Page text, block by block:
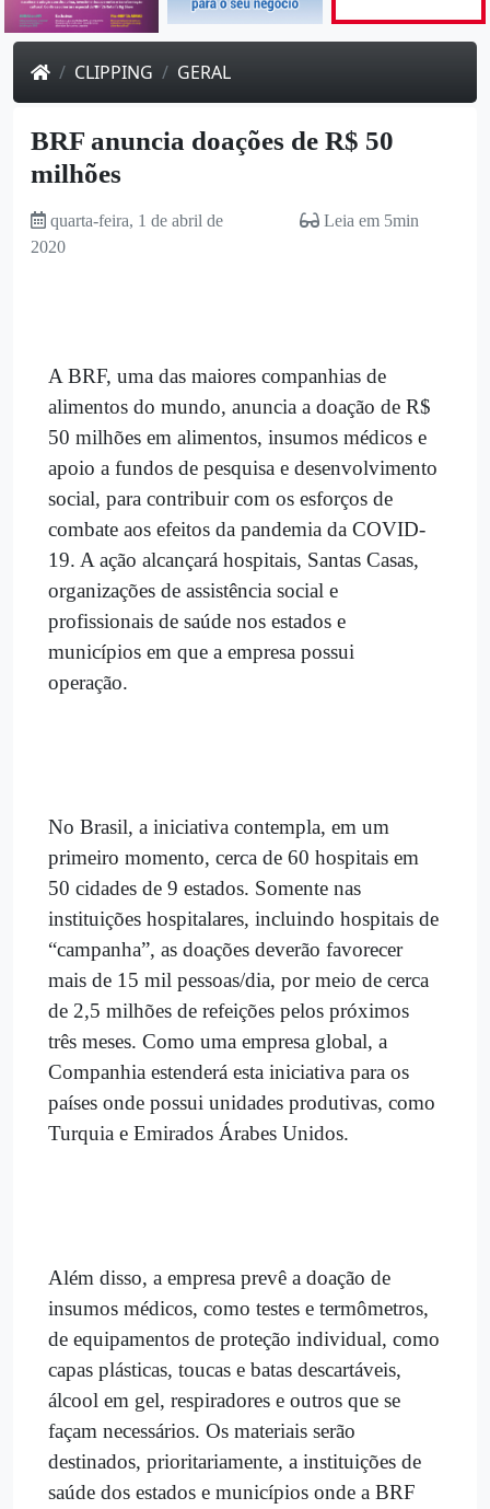
CLIPPING GERAL
BRF anuncia doações de R$ 50
milhões
quarta-feira, 1 de abril de
2020
Leia em 5min
A BRF, uma das maiores companhias de
alimentos do mundo, anuncia a doação de R$
50 milhões em alimentos, insumos médicos e
apoio a fundos de pesquisa e desenvolvimento
social, para contribuir com os esforços de
combate aos efeitos da pandemia da COVID-
19. A ação alcançará hospitais, Santas Casas,
organizações de assistência social e
profissionais de saúde nos estados e
municípios em que a empresa possui
operação.
No Brasil, a iniciativa contempla, em um
primeiro momento, cerca de 60 hospitais em
50 cidades de 9 estados. Somente nas
instituições hospitalares, incluindo hospitais de
“campanha”, as doações deverão favorecer
mais de 15 mil pessoas/dia, por meio de cerca
de 2,5 milhões de refeições pelos próximos
três meses. Como uma empresa global, a
Companhia estenderá esta iniciativa para os
países onde possui unidades produtivas, como
Turquia e Emirados Árabes Unidos.
Além disso, a empresa prevê a doação de
insumos médicos, como testes e termômetros,
de equipamentos de proteção individual, como
capas plásticas, toucas e batas descartáveis,
álcool em gel, respiradores e outros que se
façam necessários. Os materiais serão
destinados, prioritariamente, a instituições de
saúde dos estados e municípios onde a BRF